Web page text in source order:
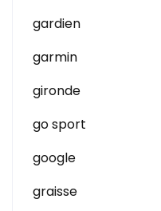
gardien
garmin
gironde
go sport
google
graisse